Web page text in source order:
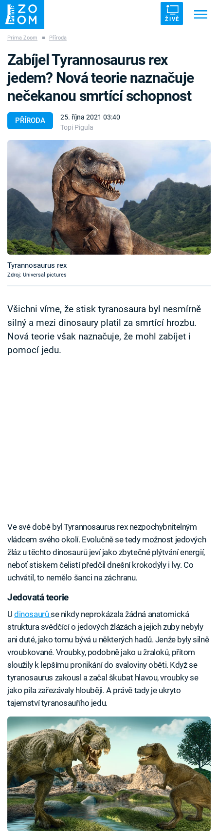
ŽIVĚ
ZÁHADY VETŘELCI DÁVNOVĚKU
Témata
Témata
TV Program
Časopis
Sledujte prima+
Sledujte nás
Prima Zoom ■ Příroda
PŘÍRODA
25. října 2021 03:40
Topi Pigula
Zabíjel Tyrannosaurus rex
jedem? Nová teorie naznačuje
nečekanou smrtící schopnost
Tyrannosaurus rex
Zdroj: Universal pictures
Všichni víme, že stisk tyranosaura byl nesmírně
silný a mezi dinosaury platil za smrtící hrozbu.
Nová teorie však naznačuje, že mohl zabíjet i
pomocí jedu.
Ve své době byl Tyrannosaurus rex nezpochybnitelným
vládcem svého okolí. Evolučně se tedy možnost jedových
žláz u těchto dinosaurů jeví jako zbytečné plýtvání energií,
neboť stiskem čelistí předčil dnešní krokodýly i lvy. Co
uchvátil, to nemělo šanci na záchranu.
Jedovatá teorie
Udinosaurůse nikdy neprokázala žádná anatomická
struktura svědčící o jedových žlázách a jejich zuby nebyly
ani duté, jako tomu bývá u některých hadů. Jenže byly silně
vroubkované. Vroubky, podobně jako u žraloků, přitom
sloužily k lepšímu pronikání do svaloviny oběti. Když se
tyranosaurus zakousl a začal škubat hlavou, vroubky se
jako pila zařezávaly hlouběji. A právě tady je ukryto
tajemství tyranosauřího jedu.